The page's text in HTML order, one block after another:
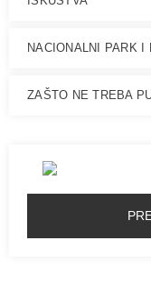
NACIONALNI PARK I
ZAŠTO NE TREBA